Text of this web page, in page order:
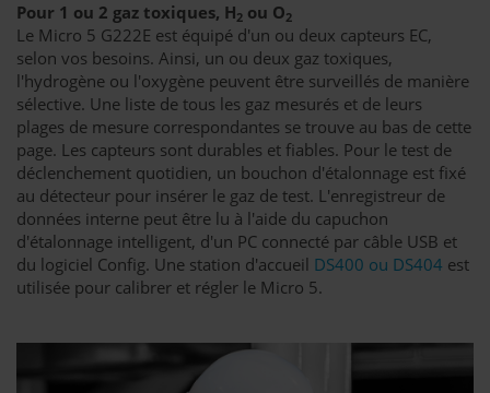
Pour 1 ou 2 gaz toxiques, H2 ou O2
Le Micro 5 G222E est équipé d'un ou deux capteurs EC,
selon vos besoins. Ainsi, un ou deux gaz toxiques,
l'hydrogène ou l'oxygène peuvent être surveillés de manière
sélective. Une liste de tous les gaz mesurés et de leurs
plages de mesure correspondantes se trouve au bas de cette
page. Les capteurs sont durables et fiables. Pour le test de
déclenchement quotidien, un bouchon d'étalonnage est fixé
au détecteur pour insérer le gaz de test. L'enregistreur de
données interne peut être lu à l'aide du capuchon
d'étalonnage intelligent, d'un PC connecté par câble USB et
du logiciel Config. Une station d'accueil DS400 ou DS404 est
utilisée pour calibrer et régler le Micro 5.